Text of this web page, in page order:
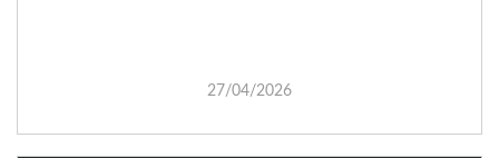
27/04/2026